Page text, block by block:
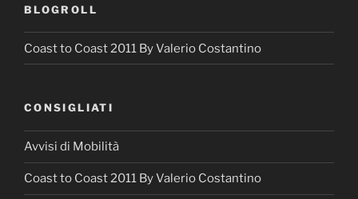
BLOGROLL
Coast to Coast 2011 By Valerio Costantino
CONSIGLIATI
Avvisi di Mobilità
Coast to Coast 2011 By Valerio Costantino